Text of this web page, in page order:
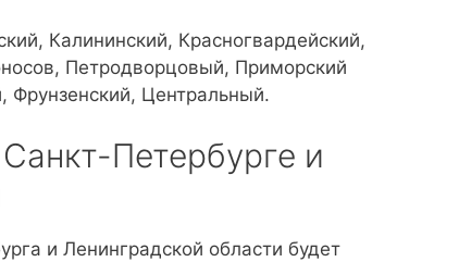
Калининский, Красногвардейский,
Петродворцовый, Приморский
Фрунзенский, Центральный.
Петербурге и
и Ленинградской области будет